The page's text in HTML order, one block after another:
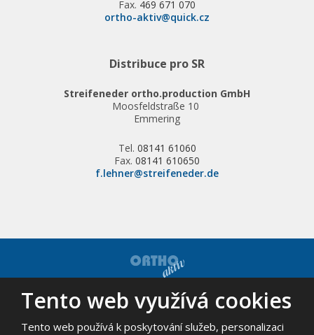
Fax. 469 671 070
ortho-aktiv@quick.cz
Distribuce pro SR
Streifeneder ortho.production GmbH
Moosfeldstraße 10
Emmering
Tel. 08141 61060
Fax. 08141 610650
f.lehner@streifeneder.de
© 2026, ORTHO-AKTIV, spol. s r.o. - všechna práva vyhrazena
Mapa stránek | Podmínky použití
VYROBILA
Tento web využívá cookies
Tento web používá k poskytování služeb, personalizaci